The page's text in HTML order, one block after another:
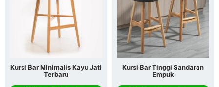
Kursi Bar Minimalis Kayu Jati
Terbaru
Kursi Bar Tinggi Sandaran
Empuk